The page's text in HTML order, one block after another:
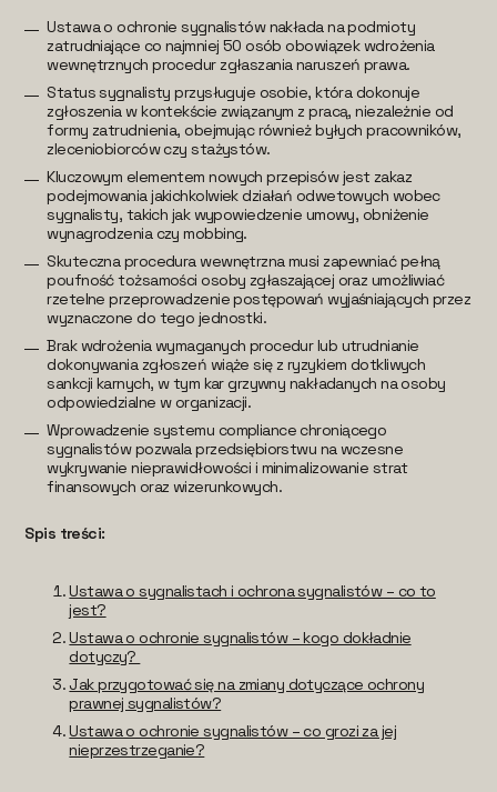
Ustawa o ochronie sygnalistów nakłada na podmioty
zatrudniające co najmniej 50 osób obowiązek wdrożenia
wewnętrznych procedur zgłaszania naruszeń prawa.
Status sygnalisty przysługuje osobie, która dokonuje
zgłoszenia w kontekście związanym z pracą, niezależnie od
formy zatrudnienia, obejmując również byłych pracowników,
zleceniobiorców czy stażystów.
Kluczowym elementem nowych przepisów jest zakaz
podejmowania jakichkolwiek działań odwetowych wobec
sygnalisty, takich jak wypowiedzenie umowy, obniżenie
wynagrodzenia czy mobbing.
Skuteczna procedura wewnętrzna musi zapewniać pełną
poufność tożsamości osoby zgłaszającej oraz umożliwiać
rzetelne przeprowadzenie postępowań wyjaśniających przez
wyznaczone do tego jednostki.
Brak wdrożenia wymaganych procedur lub utrudnianie
dokonywania zgłoszeń wiąże się z ryzykiem dotkliwych
sankcji karnych, w tym kar grzywny nakładanych na osoby
odpowiedzialne w organizacji.
Wprowadzenie systemu compliance chroniącego
sygnalistów pozwala przedsiębiorstwu na wczesne
wykrywanie nieprawidłowości i minimalizowanie strat
finansowych oraz wizerunkowych.
Spis treści:
Ustawa o sygnalistach i ochrona sygnalistów – co to
jest?
Ustawa o ochronie sygnalistów – kogo dokładnie
dotyczy?
Jak przygotować się na zmiany dotyczące ochrony
prawnej sygnalistów?
Ustawa o ochronie sygnalistów – co grozi za jej
nieprzestrzeganie?